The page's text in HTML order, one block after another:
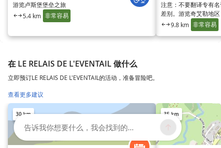
游览卢斯堡堡垒之旅
5.4 km 非常容易
注意：不要翻译专有
差别。游览奇艾勒地
Bief de la Chaille】
9.8 km 非常容易
在 LE RELAIS DE L'EVENTAIL 做什么
立即预订LE RELAIS DE L'EVENTAIL的活动，准备冒险吧。
查看更多建议
30 km 35 km
告诉我你想要什么，我会找到的...